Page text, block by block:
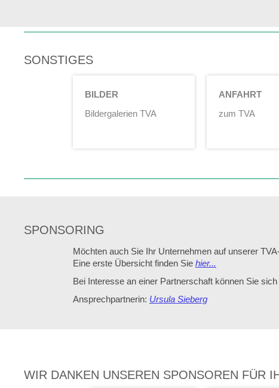
SONSTIGES
BILDER
Bildergalerien TVA
ANFAHRT
zum TVA
SPONSORING
Möchten auch Sie Ihr Unternehmen auf unserer
Eine erste Übersicht finden Sie hier...
Bei Interesse an einer Partnerschaft können Sie
Ansprechpartnerin: Ursula Sieberg
WIR DANKEN UNSEREN SPONSOREN FÜR